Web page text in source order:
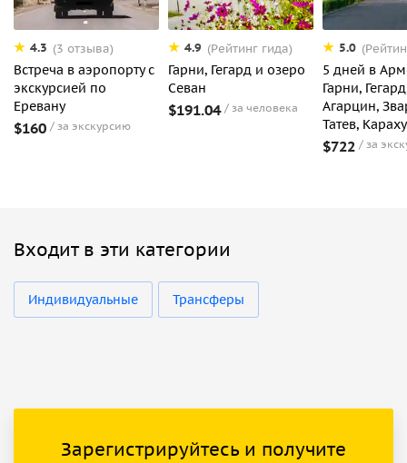
4.3 (3 отзыва)
Встреча в аэропорту с
экскурсией по
Еревану
$160 за экскурсию
4.9 (Рейтинг гида)
Гарни, Гегард и озеро
Севан
$191.04 за человека
5.0
5 дней в
Гарни,
Агарцин,
Татев,
$722 за
Входит в эти категории
Индивидуальные Трансферы
Зарегистрируйтесь и получите